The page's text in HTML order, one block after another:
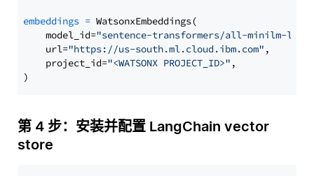
embeddings = WatsonxEmbeddings(
    model_id=
"sentence-transformers/all-minilm-l6-
    url=
"https://us-south.ml.cloud.ibm.com" ,
    project_id=
"<WATSONX PROJECT_ID>" ,
第 4 步：安装并配置 LangChain vector
store